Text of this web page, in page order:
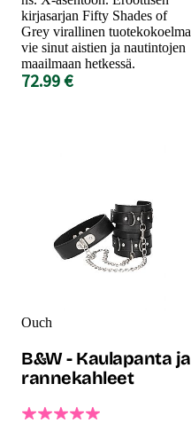
kirjasarjan Fifty Shades of
Grey virallinen tuotekokoelma
vie sinut aistien ja nautintojen
maailmaan hetkessä.
72.99 €
Ouch
B&W - Kaulapanta ja
rannekahleet